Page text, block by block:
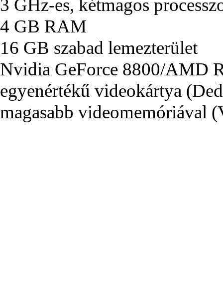
3 GHz-es, kétmagos
4 GB RAM
16 GB szabad lemezterület
Nvidia GeForce 8800/AMD
egyenértékű videokártya
magasabb videomemóriával